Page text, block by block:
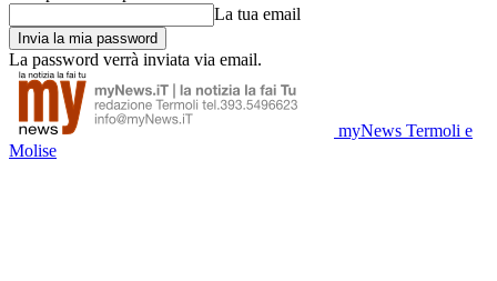
La tua email
La password verrà inviata via email.
myNews Termoli e
Molise